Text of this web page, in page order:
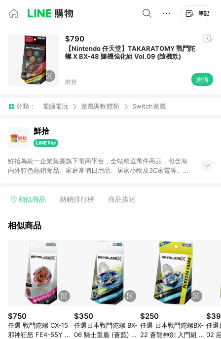
筆記
$790
【Nintendo 任天堂】TAKARATOMY 戰鬥陀
螺 X BX-48 隨機強化組 Vol.09 (隨機款)
鮮拾 搶購
分類： 電腦電玩 遊戲與軟體類 Switch遊戲
鮮拾
鮮拾為統一企業集團旗下電商平台，全站精選萬件商品，包含海
內外特色熱銷食品、家庭常備日用品、居家小物及3C家電等。全
有好康。LINE好友招募中搜尋@10mart。 ＊特定 iPhone17 將不
相似商品 熱銷排行榜 商品描述
相似商品
$750
任選 戰鬥陀螺 CX-15
邪神狂怒 FE4-55Y 右
$350
任選日本戰鬥陀螺 BX-
06 騎士重盾 (蒼藍) BB
$250
任選 日本戰鬥陀螺BX-
22 蒼龍神劍 入門組 B
任選
02